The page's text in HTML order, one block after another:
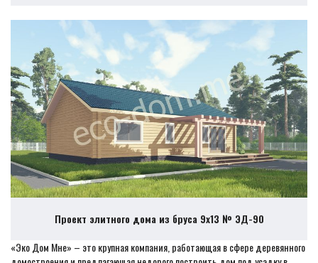
Проект элитного дома из бруса 9х13 № ЭД-90
«Эко Дом Мне» – это крупная компания, работающая в сфере деревянного